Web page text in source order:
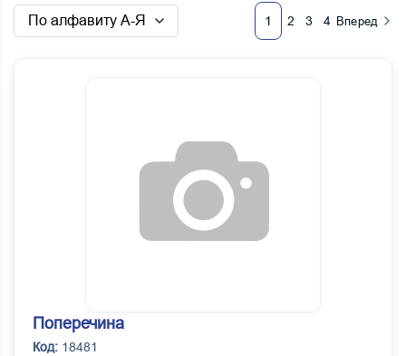
Гродно
ОАО Автоагрегат г.Ливны
Смежники (ПИ)
По алфавиту А-Я 1 2 3 4 Вперед
Поперечина
Код: 18481